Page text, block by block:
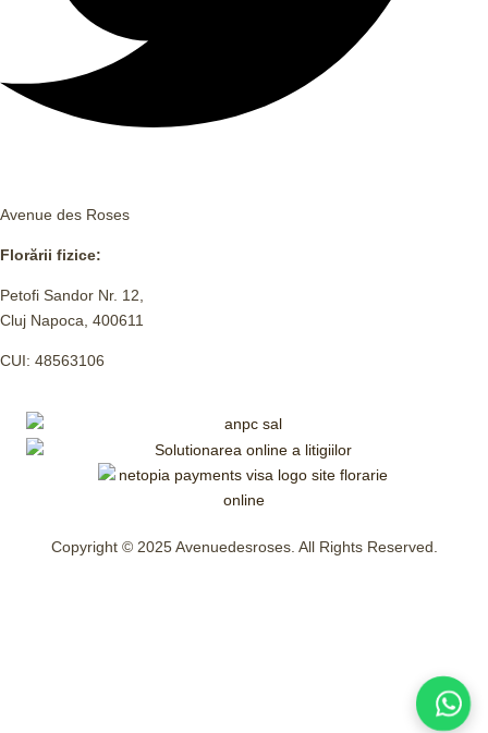
Avenue des Roses
Florării fizice:
Petofi Sandor Nr. 12,
Cluj Napoca, 400611
CUI: 48563106
Copyright © 2025 Avenuedesroses. All Rights Reserved.